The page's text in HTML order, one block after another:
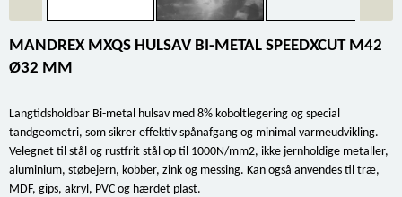
MANDREX MXQS HULSAV BI-METAL SPEEDXCUT M42
Ø32 MM
Langtidsholdbar Bi-metal hulsav med 8% koboltlegering og special
tandgeometri, som sikrer effektiv spånafgang og minimal varmeudvikling.
Velegnet til stål og rustfrit stål op til 1000N/mm2, ikke jernholdige metaller,
aluminium, støbejern, kobber, zink og messing. Kan også anvendes til træ,
MDF, gips, akryl, PVC og hærdet plast.